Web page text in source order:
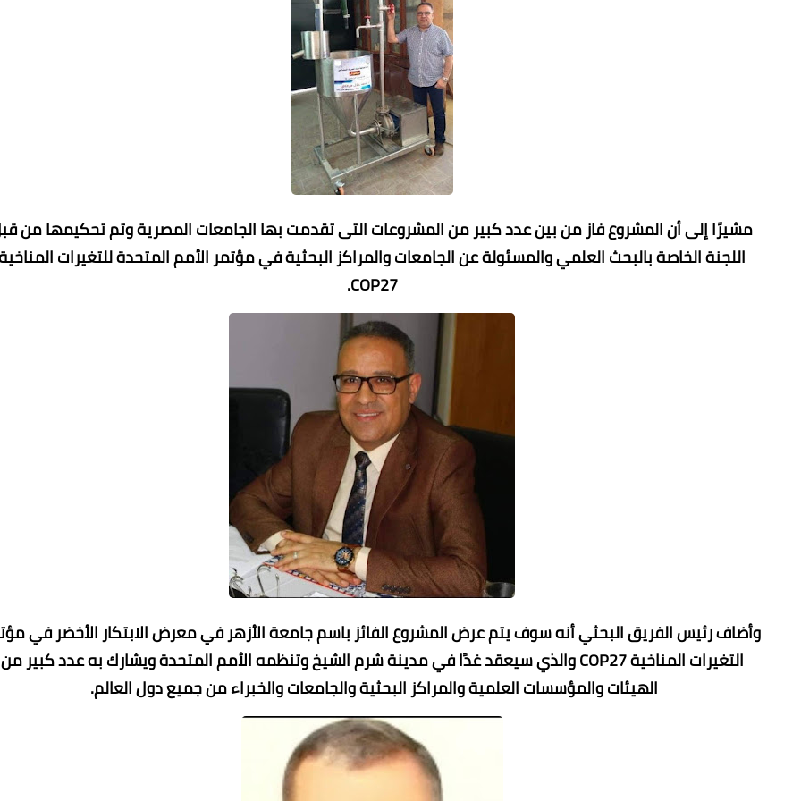
مشيرًا إلى أن المشروع فاز من بين عدد كبير من المشروعات التى تقدمت بها الجامعات المصرية وتم تحكيمها من
اللجنة الخاصة بالبحث العلمي والمسئولة عن الجامعات والمراكز البحثية في مؤتمر الأمم المتحدة للتغيرات
COP27.
وأضاف رئيس الفريق البحثي أنه سوف يتم عرض المشروع الفائز باسم جامعة الأزهر في معرض الابتكار الأخضر في
التغيرات المناخية COP27 والذي سيعقد غدًا في مدينة شرم الشيخ وتنظمه الأمم المتحدة ويشارك به عدد كبير من
الهيئات والمؤسسات العلمية والمراكز البحثية والجامعات والخبراء من جميع دول العالم.